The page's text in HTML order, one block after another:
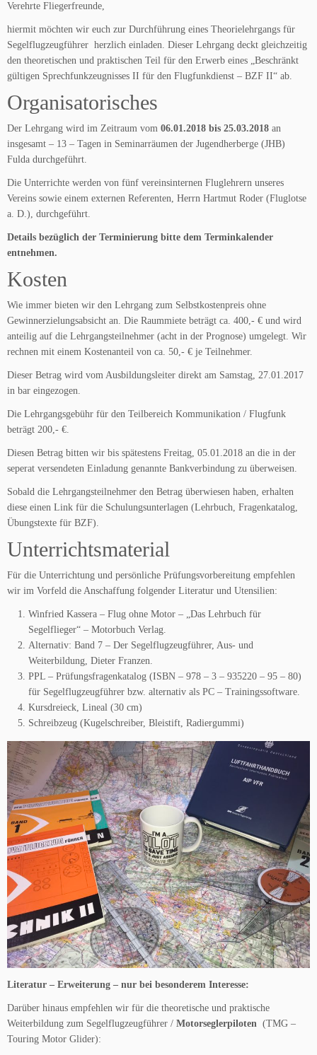
Verehrte Fliegerfreunde,
hiermit möchten wir euch zur Durchführung eines Theorielehrgangs für
Segelflugzeugführer herzlich einladen. Dieser Lehrgang deckt gleichzeitig
den theoretischen und praktischen Teil für den Erwerb eines „Beschränkt
gültigen Sprechfunkzeugnisses II für den Flugfunkdienst – BZF II“ ab.
Organisatorisches
Der Lehrgang wird im Zeitraum vom 06.01.2018 bis 25.03.2018 an
insgesamt – 13 – Tagen in Seminarräumen der Jugendherberge (JHB)
Fulda durchgeführt.
Die Unterrichte werden von fünf vereinsinternen Fluglehrern unseres
Vereins sowie einem externen Referenten, Herrn Hartmut Roder (Fluglotse
a. D.), durchgeführt.
Details bezüglich der Terminierung bitte dem Terminkalender
entnehmen.
Kosten
Wie immer bieten wir den Lehrgang zum Selbstkostenpreis ohne
Gewinnerzielungsabsicht an. Die Raummiete beträgt ca. 400,- € und wird
anteilig auf die Lehrgangsteilnehmer (acht in der Prognose) umgelegt. Wir
rechnen mit einem Kostenanteil von ca. 50,- € je Teilnehmer.
Dieser Betrag wird vom Ausbildungsleiter direkt am Samstag, 27.01.2017
in bar eingezogen.
Die Lehrgangsgebühr für den Teilbereich Kommunikation / Flugfunk
beträgt 200,- €.
Diesen Betrag bitten wir bis spätestens Freitag, 05.01.2018 an die in der
seperat versendeten Einladung genannte Bankverbindung zu überweisen.
Sobald die Lehrgangsteilnehmer den Betrag überwiesen haben, erhalten
diese einen Link für die Schulungsunterlagen (Lehrbuch, Fragenkatalog,
Übungstexte für BZF).
Unterrichtsmaterial
Für die Unterrichtung und persönliche Prüfungsvorbereitung empfehlen
wir im Vorfeld die Anschaffung folgender Literatur und Utensilien:
Winfried Kassera – Flug ohne Motor – „Das Lehrbuch für
Segelflieger“ – Motorbuch Verlag.
Alternativ: Band 7 – Der Segelflugzeugführer, Aus- und
Weiterbildung, Dieter Franzen.
PPL – Prüfungsfragenkatalog (ISBN – 978 – 3 – 935220 – 95 – 80)
für Segelflugzeugführer bzw. alternativ als PC – Trainingssoftware.
Kursdreieck, Lineal (30 cm)
Schreibzeug (Kugelschreiber, Bleistift, Radiergummi)
Literatur – Erweiterung – nur bei besonderem Interesse:
Darüber hinaus empfehlen wir für die theoretische und praktische
Weiterbildung zum Segelflugzeugführer / Motorseglerpiloten (TMG –
Touring Motor Glider):